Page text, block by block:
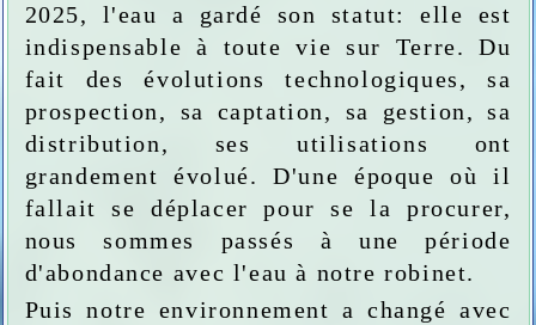
2025, l'eau a gardé son statut: elle est
indispensable à toute vie sur Terre. Du
fait des évolutions technologiques, sa
prospection, sa captation, sa gestion, sa
distribution, ses utilisations ont
grandement évolué. D'une époque où il
fallait se déplacer pour se la procurer,
nous sommes passés à une période
d'abondance avec l'eau à notre robinet.
Puis notre environnement a changé avec